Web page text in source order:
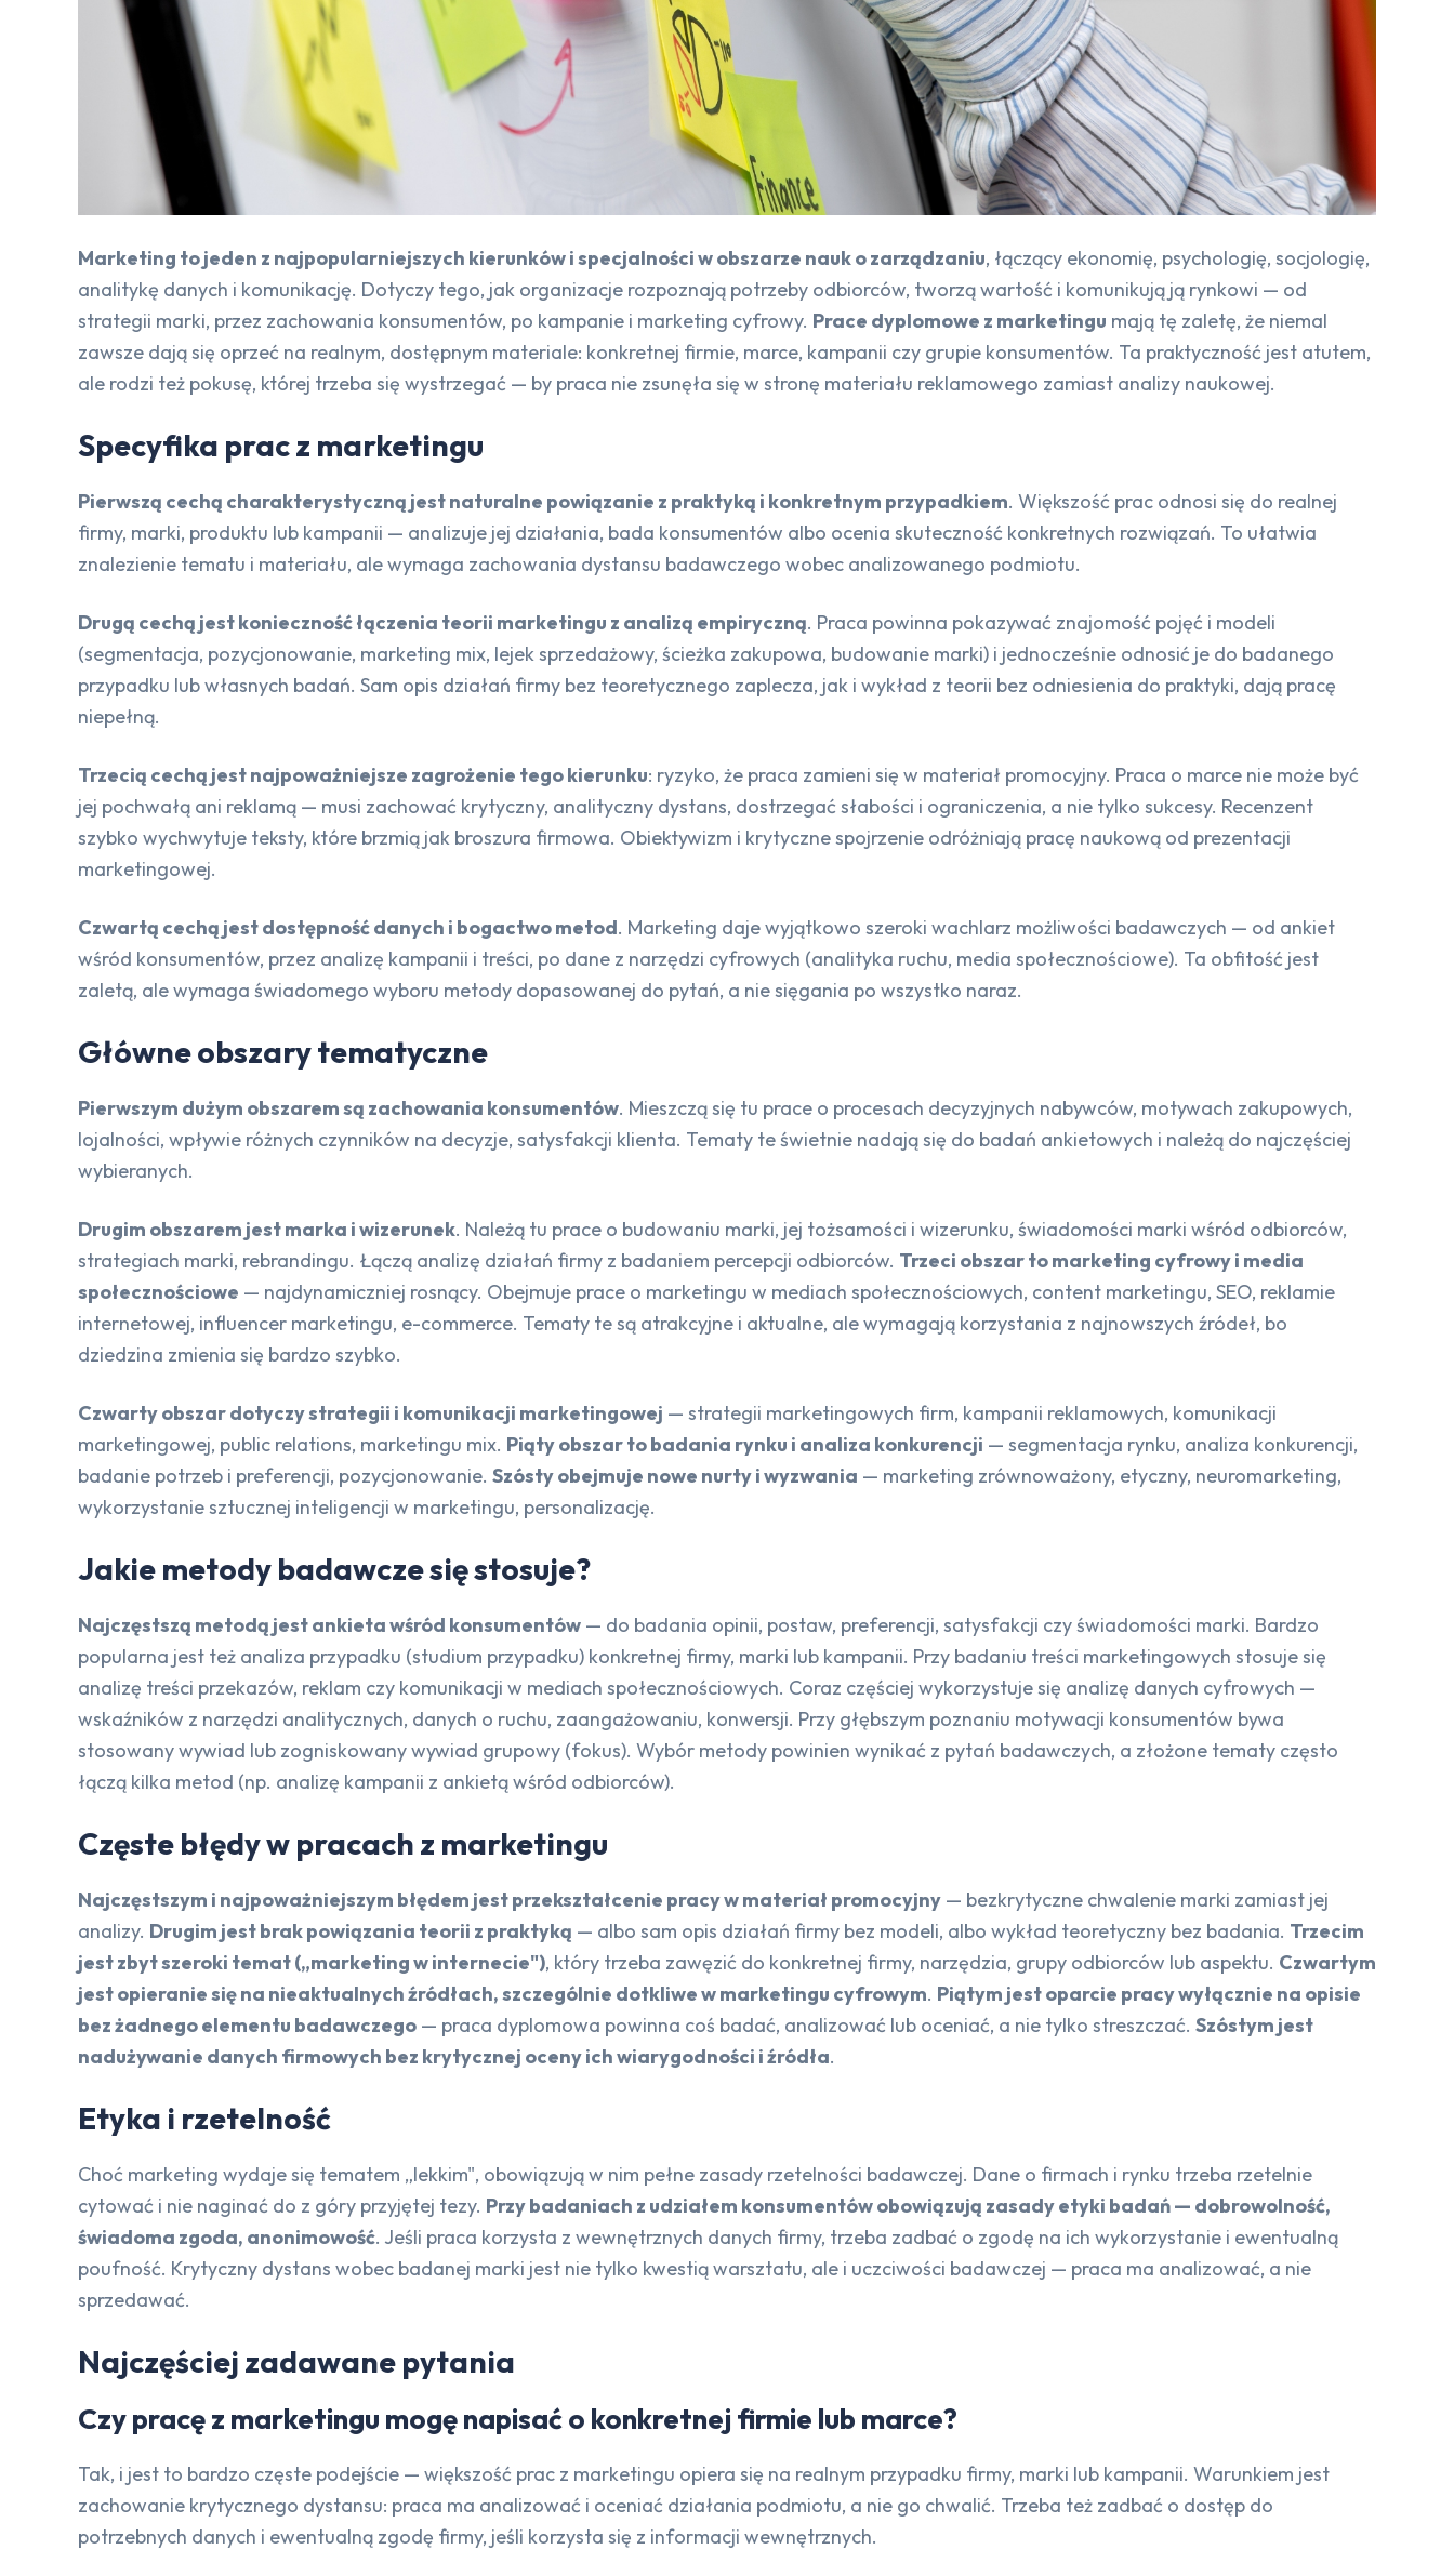
Marketing to jeden z najpopularniejszych kierunków i specjalności w obszarze nauk o zarządzaniu, łączący ekonomię, psychologię, socjologię,
analitykę danych i komunikację. Dotyczy tego, jak organizacje rozpoznają potrzeby odbiorców, tworzą wartość i komunikują ją rynkowi — od
strategii marki, przez zachowania konsumentów, po kampanie i marketing cyfrowy. Prace dyplomowe z marketingu mają tę zaletę, że niemal
zawsze dają się oprzeć na realnym, dostępnym materiale: konkretnej firmie, marce, kampanii czy grupie konsumentów. Ta praktyczność jest atutem,
ale rodzi też pokusę, której trzeba się wystrzegać — by praca nie zsunęła się w stronę materiału reklamowego zamiast analizy naukowej.
Specyfika prac z marketingu
Pierwszą cechą charakterystyczną jest naturalne powiązanie z praktyką i konkretnym przypadkiem. Większość prac odnosi się do realnej
firmy, marki, produktu lub kampanii — analizuje jej działania, bada konsumentów albo ocenia skuteczność konkretnych rozwiązań. To ułatwia
znalezienie tematu i materiału, ale wymaga zachowania dystansu badawczego wobec analizowanego podmiotu.
Drugą cechą jest konieczność łączenia teorii marketingu z analizą empiryczną. Praca powinna pokazywać znajomość pojęć i modeli
(segmentacja, pozycjonowanie, marketing mix, lejek sprzedażowy, ścieżka zakupowa, budowanie marki) i jednocześnie odnosić je do badanego
przypadku lub własnych badań. Sam opis działań firmy bez teoretycznego zaplecza, jak i wykład z teorii bez odniesienia do praktyki, dają pracę
niepełną.
Trzecią cechą jest najpoważniejsze zagrożenie tego kierunku: ryzyko, że praca zamieni się w materiał promocyjny. Praca o marce nie może być
jej pochwałą ani reklamą — musi zachować krytyczny, analityczny dystans, dostrzegać słabości i ograniczenia, a nie tylko sukcesy. Recenzent
szybko wychwytuje teksty, które brzmią jak broszura firmowa. Obiektywizm i krytyczne spojrzenie odróżniają pracę naukową od prezentacji
marketingowej.
Czwartą cechą jest dostępność danych i bogactwo metod. Marketing daje wyjątkowo szeroki wachlarz możliwości badawczych — od ankiet
wśród konsumentów, przez analizę kampanii i treści, po dane z narzędzi cyfrowych (analityka ruchu, media społecznościowe). Ta obfitość jest
zaletą, ale wymaga świadomego wyboru metody dopasowanej do pytań, a nie sięgania po wszystko naraz.
Główne obszary tematyczne
Pierwszym dużym obszarem są zachowania konsumentów. Mieszczą się tu prace o procesach decyzyjnych nabywców, motywach zakupowych,
lojalności, wpływie różnych czynników na decyzje, satysfakcji klienta. Tematy te świetnie nadają się do badań ankietowych i należą do najczęściej
wybieranych.
Drugim obszarem jest marka i wizerunek. Należą tu prace o budowaniu marki, jej tożsamości i wizerunku, świadomości marki wśród odbiorców,
strategiach marki, rebrandingu. Łączą analizę działań firmy z badaniem percepcji odbiorców. Trzeci obszar to marketing cyfrowy i media
społecznościowe — najdynamiczniej rosnący. Obejmuje prace o marketingu w mediach społecznościowych, content marketingu, SEO, reklamie
internetowej, influencer marketingu, e-commerce. Tematy te są atrakcyjne i aktualne, ale wymagają korzystania z najnowszych źródeł, bo
dziedzina zmienia się bardzo szybko.
Czwarty obszar dotyczy strategii i komunikacji marketingowej — strategii marketingowych firm, kampanii reklamowych, komunikacji
marketingowej, public relations, marketingu mix. Piąty obszar to badania rynku i analiza konkurencji — segmentacja rynku, analiza konkurencji,
badanie potrzeb i preferencji, pozycjonowanie. Szósty obejmuje nowe nurty i wyzwania — marketing zrównoważony, etyczny, neuromarketing,
wykorzystanie sztucznej inteligencji w marketingu, personalizację.
Jakie metody badawcze się stosuje?
Najczęstszą metodą jest ankieta wśród konsumentów — do badania opinii, postaw, preferencji, satysfakcji czy świadomości marki. Bardzo
popularna jest też analiza przypadku (studium przypadku) konkretnej firmy, marki lub kampanii. Przy badaniu treści marketingowych stosuje się
analizę treści przekazów, reklam czy komunikacji w mediach społecznościowych. Coraz częściej wykorzystuje się analizę danych cyfrowych —
wskaźników z narzędzi analitycznych, danych o ruchu, zaangażowaniu, konwersji. Przy głębszym poznaniu motywacji konsumentów bywa
stosowany wywiad lub zogniskowany wywiad grupowy (fokus). Wybór metody powinien wynikać z pytań badawczych, a złożone tematy często
łączą kilka metod (np. analizę kampanii z ankietą wśród odbiorców).
Częste błędy w pracach z marketingu
Najczęstszym i najpoważniejszym błędem jest przekształcenie pracy w materiał promocyjny — bezkrytyczne chwalenie marki zamiast jej
analizy. Drugim jest brak powiązania teorii z praktyką — albo sam opis działań firmy bez modeli, albo wykład teoretyczny bez badania. Trzecim
jest zbyt szeroki temat („marketing w internecie"), który trzeba zawęzić do konkretnej firmy, narzędzia, grupy odbiorców lub aspektu. Czwartym
jest opieranie się na nieaktualnych źródłach, szczególnie dotkliwe w marketingu cyfrowym. Piątym jest oparcie pracy wyłącznie na opisie
bez żadnego elementu badawczego — praca dyplomowa powinna coś badać, analizować lub oceniać, a nie tylko streszczać. Szóstym jest
nadużywanie danych firmowych bez krytycznej oceny ich wiarygodności i źródła.
Etyka i rzetelność
Choć marketing wydaje się tematem „lekkim", obowiązują w nim pełne zasady rzetelności badawczej. Dane o firmach i rynku trzeba rzetelnie
cytować i nie naginać do z góry przyjętej tezy. Przy badaniach z udziałem konsumentów obowiązują zasady etyki badań — dobrowolność,
świadoma zgoda, anonimowość. Jeśli praca korzysta z wewnętrznych danych firmy, trzeba zadbać o zgodę na ich wykorzystanie i ewentualną
poufność. Krytyczny dystans wobec badanej marki jest nie tylko kwestią warsztatu, ale i uczciwości badawczej — praca ma analizować, a nie
sprzedawać.
Najczęściej zadawane pytania
Czy pracę z marketingu mogę napisać o konkretnej firmie lub marce?
Tak, i jest to bardzo częste podejście — większość prac z marketingu opiera się na realnym przypadku firmy, marki lub kampanii. Warunkiem jest
zachowanie krytycznego dystansu: praca ma analizować i oceniać działania podmiotu, a nie go chwalić. Trzeba też zadbać o dostęp do
potrzebnych danych i ewentualną zgodę firmy, jeśli korzysta się z informacji wewnętrznych.